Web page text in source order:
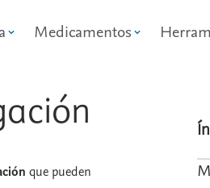
Medicamentos
que pueden